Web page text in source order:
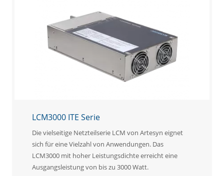
LCM3000 ITE Serie
Die vielseitige Netzteilserie LCM von Artesyn eignet
sich für eine Vielzahl von Anwendungen. Das
LCM3000 mit hoher Leistungsdichte erreicht eine
Ausgangsleistung von bis zu 3000 Watt.